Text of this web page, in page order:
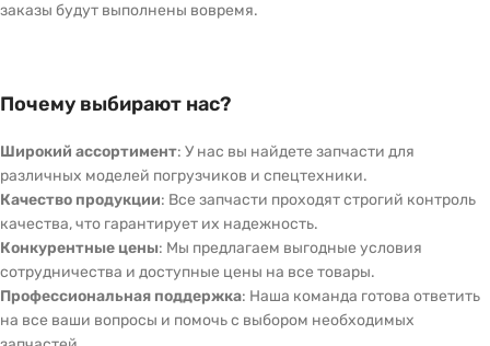
заказы будут выполнены вовремя.
Почему выбирают нас?
Широкий ассортимент: У нас вы найдете запчасти для
различных моделей погрузчиков и спецтехники.
Качество продукции: Все запчасти проходят строгий контроль
качества, что гарантирует их надежность.
Конкурентные цены: Мы предлагаем выгодные условия
сотрудничества и доступные цены на все товары.
Профессиональная поддержка: Наша команда готова ответить
на все ваши вопросы и помочь с выбором необходимых